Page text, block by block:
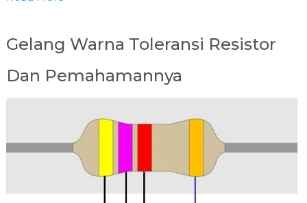
Gelang Warna Toleransi Resistor
Dan Pemahamannya